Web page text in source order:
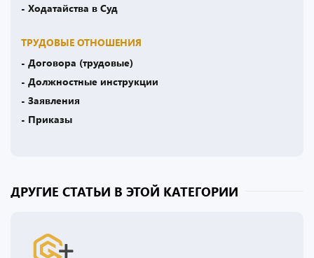
- Ходатайства в Суд
ТРУДОВЫЕ ОТНОШЕНИЯ
- Договора (трудовые)
- Должностные инструкции
- Заявления
- Приказы
ДРУГИЕ СТАТЬИ В ЭТОЙ КАТЕГОРИИ